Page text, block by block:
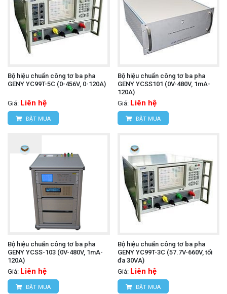
Bộ hiệu chuẩn công tơ ba pha
GENY YC99T-5C (0-456V, 0-120A)
Giá: Liên hệ
ĐẶT MUA
Bộ hiệu chuẩn công tơ ba pha
GENY YCSS101 (0V-480V, 1mA-
120A)
Giá: Liên hệ
ĐẶT MUA
Bộ hiệu chuẩn công tơ ba pha
GENY YCSS-103 (0V-480V, 1mA-
120A)
Giá: Liên hệ
ĐẶT MUA
Bộ hiệu chuẩn công tơ ba pha
GENY YC99T-3C (57.7V-660V, tối
đa 30VA)
Giá: Liên hệ
ĐẶT MUA